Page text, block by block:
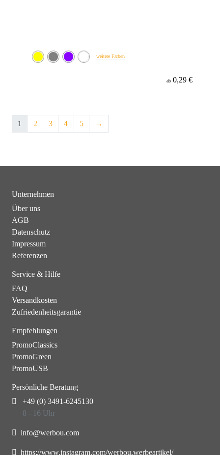
weitere Farben
ab 0,29 €
1 2 3 4 5 →
Unternehmen
Über uns
AGB
Datenschutz
Impressum
Referenzen
Service & Hilfe
FAQ
Versandkosten
Zufriedenheitsgarantie
Empfehlungen
PromoClassics
PromoGreen
PromoUSB
Persönliche Beratung
+49 (0) 3491-6245130
8 - 16 Uhr
info@werbou.com
https://www.instagram.com/werbou.werbeartikel/